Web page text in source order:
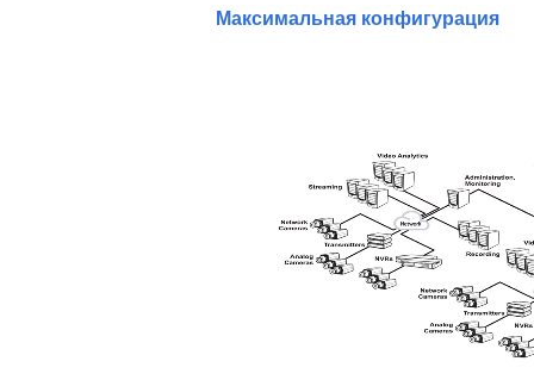
Максимальная конфигурация